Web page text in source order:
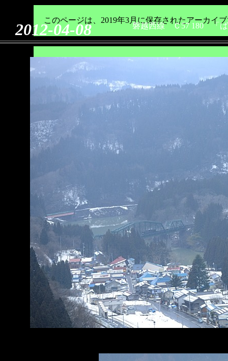
このページは、2019年3月に保存されたアーカイ
2012-04-08 磐越西線 Ｃ57 180 「
このページは、2019年3月に保存されたアーカ